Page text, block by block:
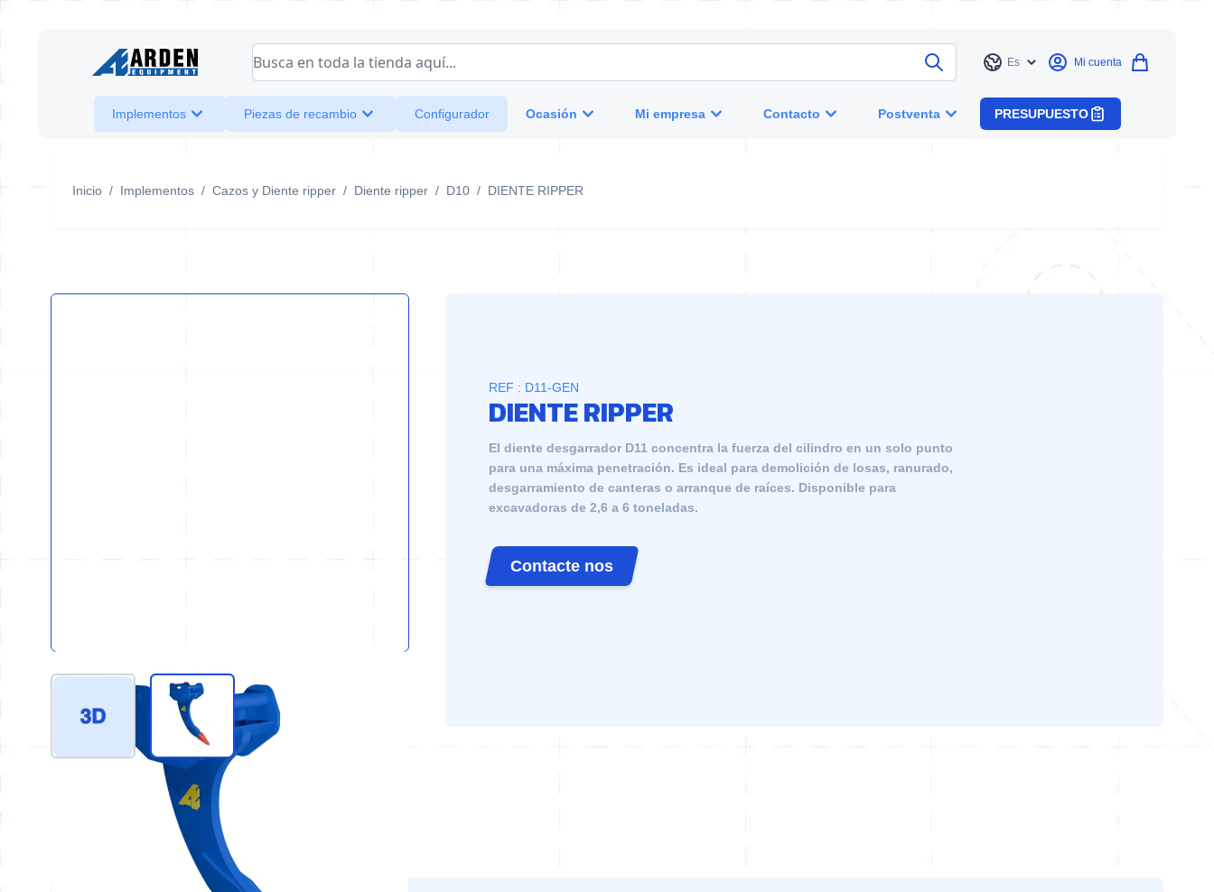
Busca en toda la tienda aquí...
IdiomaEs Mi cuenta
Implementos Piezas de recambio Configurador Ocasión Mi empresa Contacto Postventa PRESUPUESTO
Inicio / Implementos / Cazos y Diente ripper / Diente ripper / D10 / DIENTE RIPPER
View larger imageView larger image
REF : D11-GEN
DIENTE RIPPER
El diente desgarrador D11 concentra la fuerza del cilindro en un solo punto
para una máxima penetración. Es ideal para demolición de losas, ranurado,
desgarramiento de canteras o arranque de raíces. Disponible para
excavadoras de 2,6 a 6 toneladas.
Contacte nos